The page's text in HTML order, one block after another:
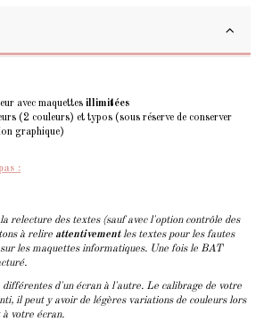
avec maquettes illimitées
(2 couleurs) et typos (sous réserve de conserver
graphique)
:
relecture des textes (sauf avec l'option contrôle des
à relire attentivementles textes pour les fautes
les maquettes informatiques. Une fois le BAT
différentes d'un écran à l'autre. Le calibrage de votre
il peut y avoir de légères variations de couleurs lors
votre écran.